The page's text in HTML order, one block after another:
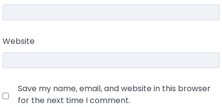
Website
Save my name, email, and website in this browser
for the next time I comment.